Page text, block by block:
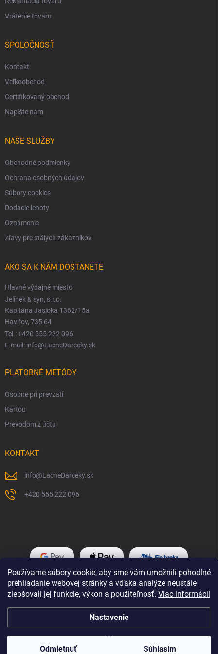
Používame súbory cookie, aby sme vám umožnili pohodlné
prehliadanie webovej stránky a vďaka analýze neustále
zlepšovali jej funkcie, výkon a použiteľnosť. Viac informácií
Nastavenie
Odmietnuť Súhlasím
Vrátenie tovaru
SPOLOČNOSŤ
Kontakt
Veľkoobchod
Certifikovaný obchod
Napíšte nám
NAŠE SLUŽBY
Obchodné podmienky
Ochrana osobných údajov
Súbory cookies
Dodacie lehoty
Oznámenie
Zľavy pre stálych zákazníkov
AKO SA K NÁM DOSTANETE
Hlavné výdajné miesto
Jelínek & syn, s.r.o.
Kapitána Jasioka 1362/15a
Havířov, 735 64
Tel.: +420 555 222 096
E-mail: info@LacneDarceky.sk
PLATOBNÉ METÓDY
Osobne pri prevzatí
Kartou
Prevodom z účtu
KONTAKT
info@LacneDarceky.sk
+420 555 222 096
Copyright 2026LacneDarceky.sk . Všetky práva vyhradené.